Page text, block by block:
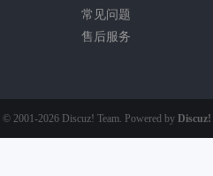
常见问题
售后服务
© 2001-2026 Discuz! Team. Powered by Discuz!